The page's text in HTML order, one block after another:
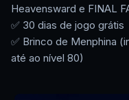
Heavensward e FINAL
✅ 30 dias de jogo grátis
✅ Brinco de Menphina
até ao nível 80)